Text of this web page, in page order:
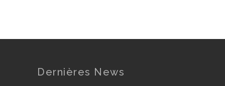
Dernières News